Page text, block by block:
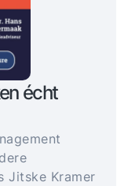
écht
Jitske Kramer